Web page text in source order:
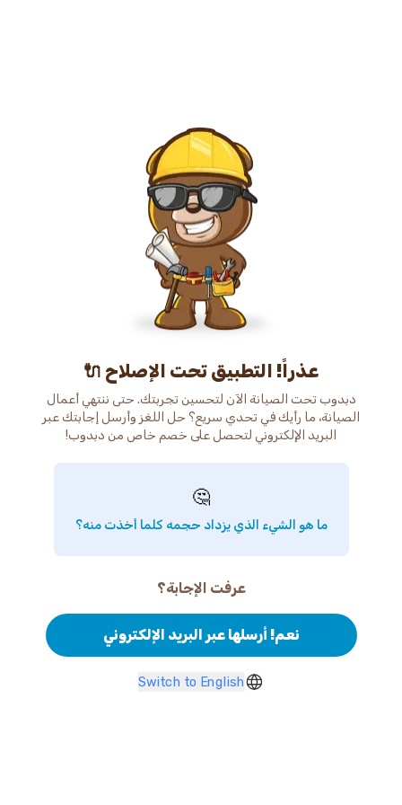
عذراً! التطبيق تحت الإصلاح 🔌
دبدوب تحت الصيانة الآن لتحسين تجربتك. حتى ننتهي أعمال
الصيانة، ما رأيك في تحدي سريع؟ حل اللغز وأرسل إجابتك عبر
البريد الإلكتروني لتحصل على خصم خاص من دبدوب!
🤔
ما هو الشيء الذي يزداد حجمه كلما أخذت منه؟
عرفت الإجابة؟
نعم! أرسلها عبر البريد الإلكتروني
Switch to English